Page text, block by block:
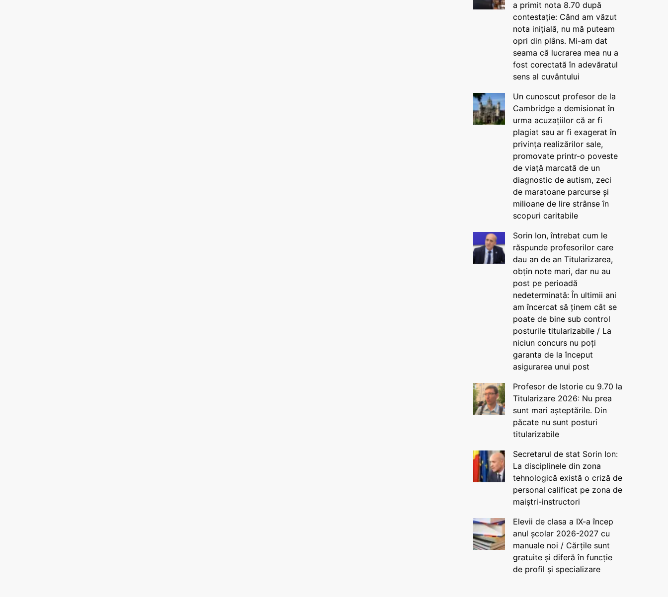
a primit nota 8.70 după
contestație: Când am văzut
nota inițială, nu mă puteam
opri din plâns. Mi-am dat
seama că lucrarea mea nu a
fost corectată în adevăratul
sens al cuvântului
Un cunoscut profesor de la
Cambridge a demisionat în
urma acuzațiilor că ar fi
plagiat sau ar fi exagerat în
privința realizărilor sale,
promovate printr-o poveste
de viață marcată de un
diagnostic de autism, zeci
de maratoane parcurse și
milioane de lire strânse în
scopuri caritabile
Sorin Ion, întrebat cum le
răspunde profesorilor care
dau an de an Titularizarea,
obțin note mari, dar nu au
post pe perioadă
nedeterminată: În ultimii ani
am încercat să ținem cât se
poate de bine sub control
posturile titularizabile / La
niciun concurs nu poți
garanta de la început
asigurarea unui post
Profesor de Istorie cu 9.70 la
Titularizare 2026: Nu prea
sunt mari așteptările. Din
păcate nu sunt posturi
titularizabile
Secretarul de stat Sorin Ion:
La disciplinele din zona
tehnologică există o criză de
personal calificat pe zona de
maiștri-instructori
Elevii de clasa a IX-a încep
anul școlar 2026-2027 cu
manuale noi / Cărțile sunt
gratuite și diferă în funcție
de profil și specializare